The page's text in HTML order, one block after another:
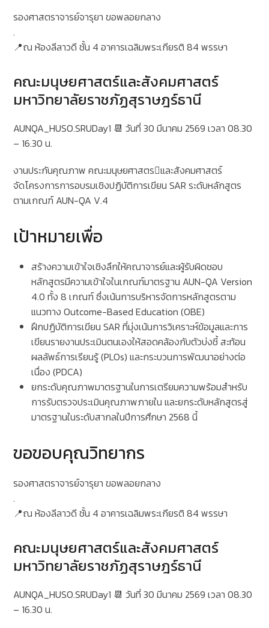
รองศาสตราจารย์จารุยา ขอพลอยกลาง
.
📍ณ ห้องลีลาวดี ชั้น 4 อาคารเฉลิมพระเกียรติ 84 พรรษา
คณะมนุษยศาสตร์และสังคมศาสตร์
มหาวิทยาลัยราชภัฏสุราษฎร์ธานี
AUNQA_HUSO.SRUDay1 📆 วันที่ 30 มีนาคม 2569 เวลา 08.30
– 16.30 น.
งานประกันคุณภาพ คณะมนุษยศาสตรและสังคมศาสตร์
จัดโครงการการอบรมเชิงปฏิบัติการเขียน SAR ระดับหลักสูตร
ตามเกณฑ์ AUN-QA V.4
เป้าหมายเพื่อ
สร้างความเข้าใจเชิงลึกให้คณาจารย์และผู้รับผิดชอบ
หลักสูตรมีความเข้าใจในเกณฑ์มาตรฐาน AUN-QA Version
4.0 ทั้ง 8 เกณฑ์ ซึ่งเน้นการบริหารจัดการหลักสูตรตาม
แนวทาง Outcome-Based Education (OBE)
ฝึกปฏิบัติการเขียน SAR ที่มุ่งเน้นการวิเคราะห์ข้อมูลและการ
เขียนรายงานประเมินตนเองให้สอดคล้องกับตัวบ่งชี้ สะท้อน
ผลลัพธ์การเรียนรู้ (PLOs) และกระบวนการพัฒนาอย่างต่อ
เนื่อง (PDCA)
ยกระดับคุณภาพมาตรฐานในการเตรียมความพร้อมสำหรับ
การรับตรวจประเมินคุณภาพภายใน และยกระดับหลักสูตรสู่
มาตรฐานในระดับสากลในปีการศึกษา 2568 นี้
ขอขอบคุณวิทยากร
รองศาสตราจารย์จารุยา ขอพลอยกลาง
.
📍ณ ห้องลีลาวดี ชั้น 4 อาคารเฉลิมพระเกียรติ 84 พรรษา
คณะมนุษยศาสตร์และสังคมศาสตร์
มหาวิทยาลัยราชภัฏสุราษฎร์ธานี
AUNQA_HUSO.SRUDay1 📆 วันที่ 30 มีนาคม 2569 เวลา 08.30
– 16.30 น.